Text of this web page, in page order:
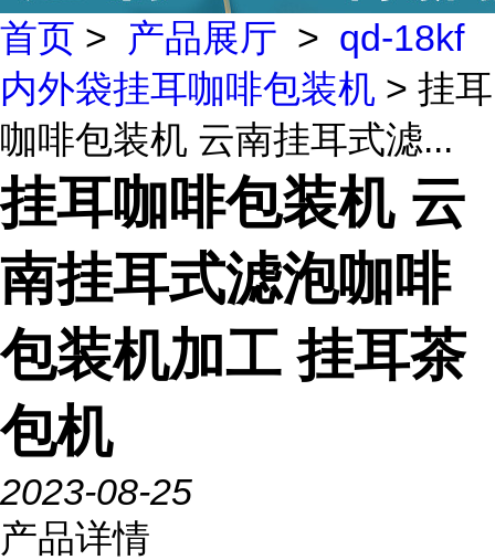
首页 > 产品展厅 > qd-18kf
内外袋挂耳咖啡包装机 > 挂耳
咖啡包装机 云南挂耳式滤...
挂耳咖啡包装机 云
南挂耳式滤泡咖啡
包装机加工 挂耳茶
包机
2023-08-25
产品详情